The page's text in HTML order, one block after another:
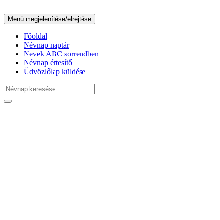
Menü megjelenítése/elrejtése
Főoldal
Névnap naptár
Nevek ABC sorrendben
Névnap értesítő
Üdvözlőlap küldése